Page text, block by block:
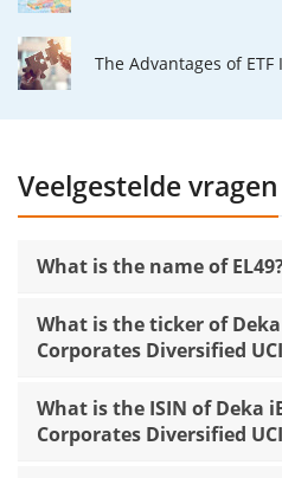
The Advantages of
Veelgestelde vragen
What is the name of
What is the ticker of
Corporates Diversified
What is the ISIN of Deka
Corporates Diversified